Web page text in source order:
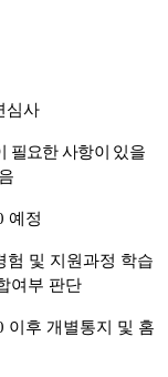
심사
필요한 사항이 있을
예정
험 및 지원과정 학습
여부 판단
이후 개별통지 및 홈